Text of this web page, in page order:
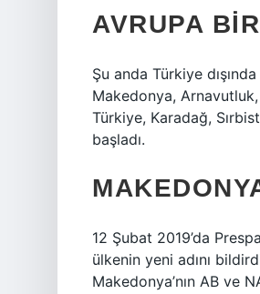
AVRUPA
Şu anda Türkiye
Makedonya,
Türkiye, Karadağ,
başladı.
12 Şubat 2019’da
ülkenin yeni adını
Makedonya’nın AB ve